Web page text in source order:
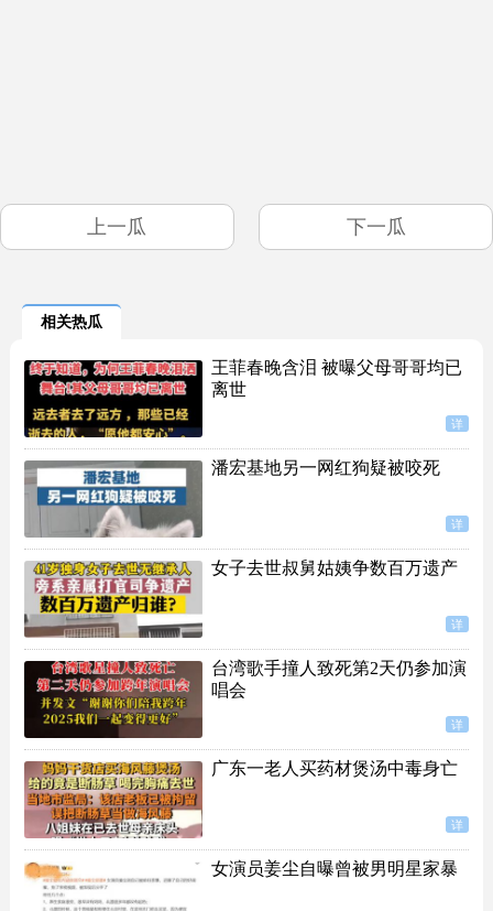
上一瓜 下一瓜
相关热瓜
王菲春晚含泪 被曝父母哥哥均已
离世
详
潘宏基地另一网红狗疑被咬死
详
女子去世叔舅姑姨争数百万遗产
详
台湾歌手撞人致死第2天仍参加演
唱会
详
广东一老人买药材煲汤中毒身亡
详
女演员姜尘自曝曾被男明星家暴